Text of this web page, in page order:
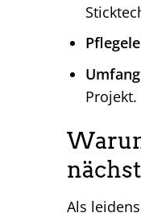
Projekt.
Als